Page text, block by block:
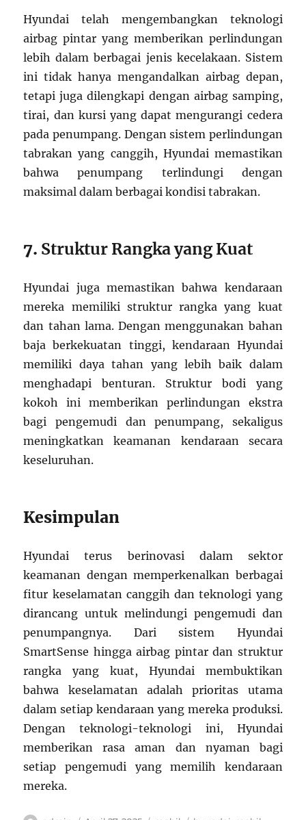
Hyundai telah mengembangkan teknologi
airbag pintar yang memberikan perlindungan
lebih dalam berbagai jenis kecelakaan. Sistem
ini tidak hanya mengandalkan airbag depan,
tetapi juga dilengkapi dengan airbag samping,
tirai, dan kursi yang dapat mengurangi cedera
pada penumpang. Dengan sistem perlindungan
tabrakan yang canggih, Hyundai memastikan
bahwa penumpang terlindungi dengan
maksimal dalam berbagai kondisi tabrakan.
7. Struktur Rangka yang Kuat
Hyundai juga memastikan bahwa kendaraan
mereka memiliki struktur rangka yang kuat
dan tahan lama. Dengan menggunakan bahan
baja berkekuatan tinggi, kendaraan Hyundai
memiliki daya tahan yang lebih baik dalam
menghadapi benturan. Struktur bodi yang
kokoh ini memberikan perlindungan ekstra
bagi pengemudi dan penumpang, sekaligus
meningkatkan keamanan kendaraan secara
keseluruhan.
Kesimpulan
Hyundai terus berinovasi dalam sektor
keamanan dengan memperkenalkan berbagai
fitur keselamatan canggih dan teknologi yang
dirancang untuk melindungi pengemudi dan
penumpangnya. Dari sistem Hyundai
SmartSense hingga airbag pintar dan struktur
rangka yang kuat, Hyundai membuktikan
bahwa keselamatan adalah prioritas utama
dalam setiap kendaraan yang mereka produksi.
Dengan teknologi-teknologi ini, Hyundai
memberikan rasa aman dan nyaman bagi
setiap pengemudi yang memilih kendaraan
mereka.